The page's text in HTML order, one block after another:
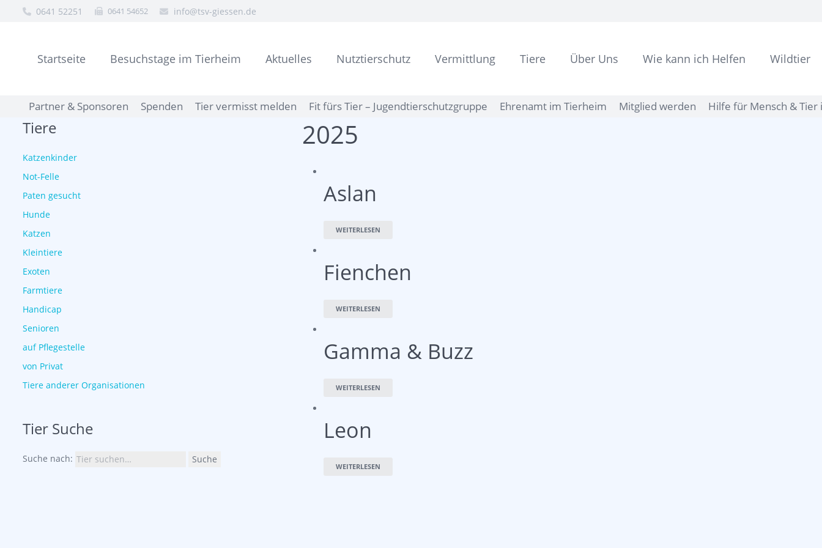
0641 52251 0641 54652 info@tsv-giessen.de
Startseite Besuchstage im Tierheim Aktuelles Nutztierschutz Vermittlung Tiere Über Uns Wie kann ich Helfen Wildtier
Partner & Sponsoren Spenden Tier vermisst melden Fit fürs Tier – Jugendtierschutzgruppe Ehrenamt im Tierheim Mitglied werden Hilfe für Mensch & Tier
2025
Aslan
WEITERLESEN
Fienchen
WEITERLESEN
Gamma & Buzz
WEITERLESEN
Leon
WEITERLESEN
Tiere
Katzenkinder
Not-Felle
Paten gesucht
Hunde
Katzen
Kleintiere
Exoten
Farmtiere
Handicap
Senioren
auf Pflegestelle
von Privat
Tiere anderer Organisationen
Tier Suche
Suche nach: Suche